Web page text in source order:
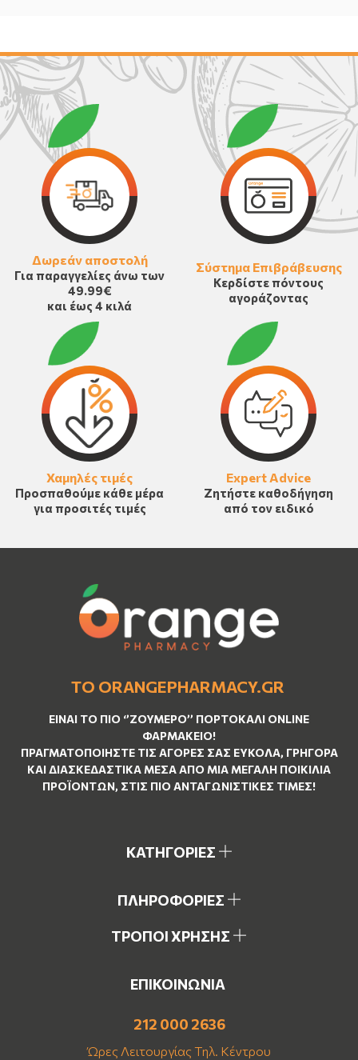
Δωρεάν αποστολή
Για παραγγελίες άνω των
49.99€
και έως 4 κιλά
Σύστημα Επιβράβευσης
Κερδίστε πόντους
αγοράζοντας
Χαμηλές τιμές
Προσπαθούμε κάθε μέρα
για προσιτές τιμές
Expert Advice
Ζητήστε καθοδήγηση
από τον ειδικό
ΤΟ ORANGEPHARMACY.GR
ΕΊΝΑΙ ΤO ΠΙΟ ‘’ΖΟΥΜΕΡΌ’’ ΠΟΡΤΟΚΑΛΊ ΟNLINE
ΦΑΡΜΑΚΕΊΟ!
ΠΡΑΓΜΑΤΟΠΟΙΉΣΤΕ ΤΙΣ ΑΓΟΡΈΣ ΣΑΣ ΕΎΚΟΛΑ, ΓΡΉΓΟΡΑ
ΚΑΙ ΔΙΑΣΚΕΔΑΣΤΙΚΆ ΜΈΣΑ ΑΠΌ ΜΙΑ ΜΕΓΆΛΗ ΠΟΙΚΙΛΊΑ
ΠΡΟΪΌΝΤΩΝ, ΣΤΙΣ ΠΙΟ ΑΝΤΑΓΩΝΙΣΤΙΚΈΣ ΤΙΜΈΣ!
ΚΑΤΗΓΟΡΙΕΣ
ΠΛΗΡΟΦΟΡΙΕΣ
ΤΡΟΠΟΙ ΧΡΗΣΗΣ
ΕΠΙΚΟΙΝΩΝΙΑ
212 000 2636
Ώρες Λειτουργίας Τηλ. Κέντρου